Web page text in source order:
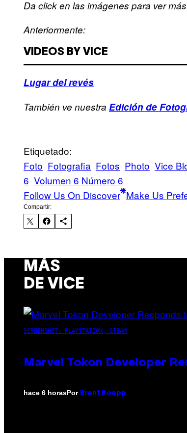
Da click en las imágenes para ver
Anteriormente:
VIDEOS BY VICE
Lugar del revés
También ve nuestra Edición de
Etiquetado:
Foto Fotografia Fotos Photo Vice
6 Volumen 6 Número 6
Follow Us On Discover Make Us
Compartir:
MÁS
DE VICE
SCREENSHOT: PLAYSTATION, STEAM
Marvel Tokon Developer
hace 6 horasPor Brent Koepp